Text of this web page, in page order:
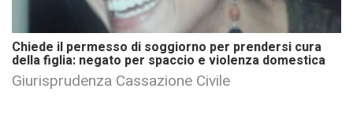
Chiede il permesso di soggiorno per prendersi cura
della figlia: negato per spaccio e violenza domestica
Giurisprudenza Cassazione Civile